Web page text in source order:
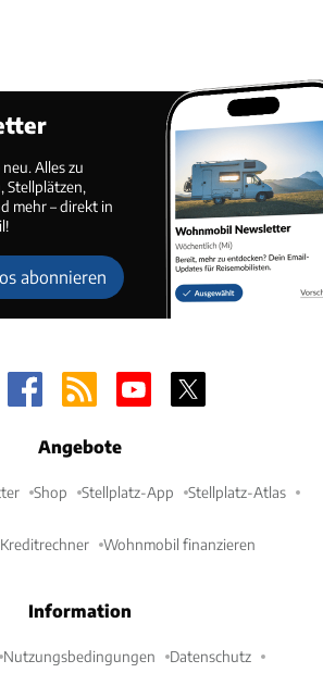
neu. Alles zu
Stellplätzen,
mehr – direkt in
abonnieren
Angebote
Shop Stellplatz-App Stellplatz-Atlas
Kreditrechner Wohnmobil finanzieren
Information
Nutzungsbedingungen Datenschutz